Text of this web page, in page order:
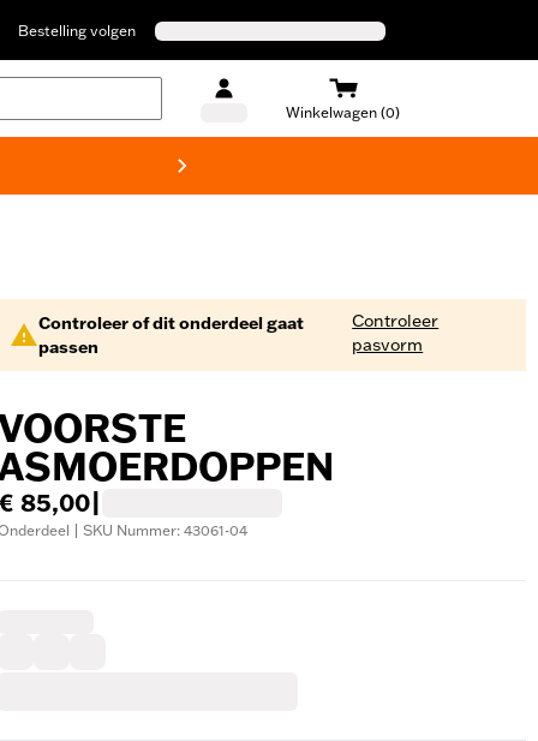
Bestelling volgen
Winkelwagen (0)
Controleer of dit onderdeel gaat
passen
Controleer
pasvorm
85,00
| SKU Nummer: 43061-04